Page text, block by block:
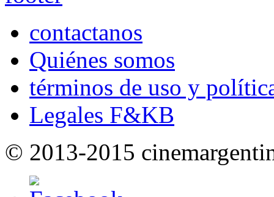
contactanos
Quiénes somos
términos de uso y
Legales F&KB
© 2013-2015